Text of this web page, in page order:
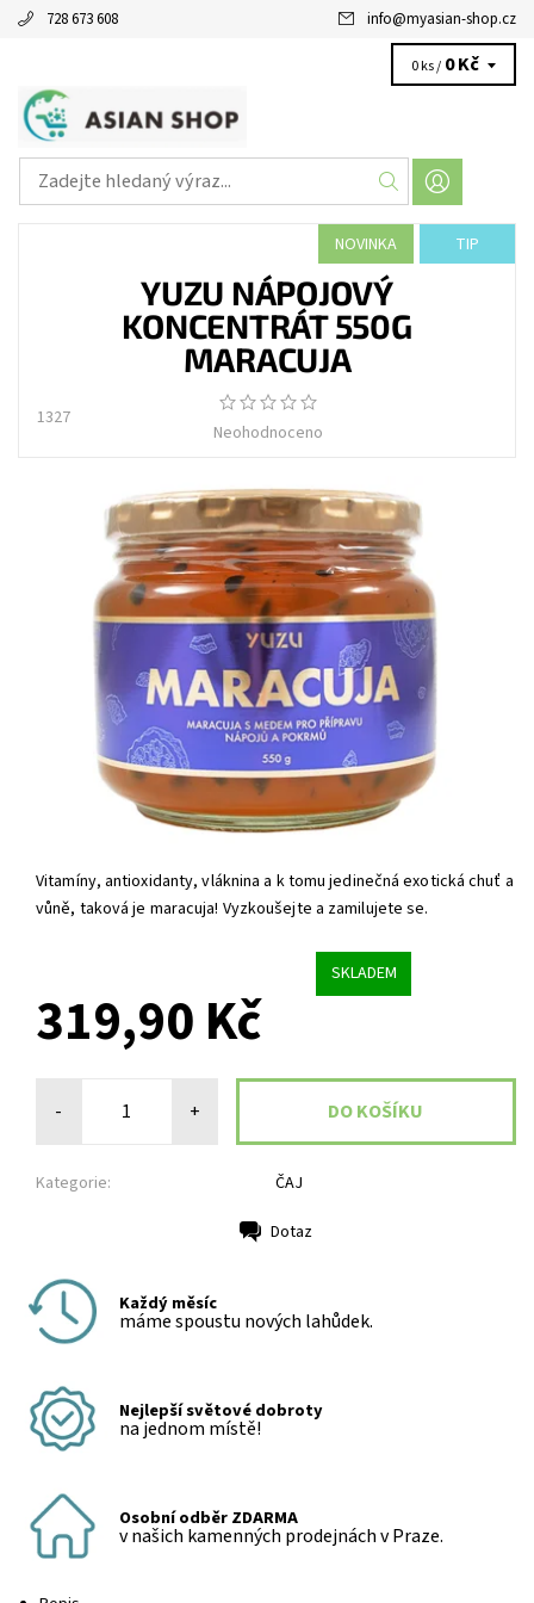
728 673 608 info@myasian-shop.cz
0 ks / 0 Kč
NOVINKA TIP
YUZU NÁPOJOVÝ
KONCENTRÁT 550G
MARACUJA
1327
Neohodnoceno
Vitamíny, antioxidanty, vláknina a k tomu jedinečná exotická chuť a
vůně, taková je maracuja! Vyzkoušejte a zamilujete se.
SKLADEM
319,90 Kč
- +
Kategorie: ČAJ
Dotaz
Každý měsíc
máme spoustu nových lahůdek.
Nejlepší světové dobroty
na jednom místě!
Osobní odběr ZDARMA
v našich kamenných prodejnách v Praze.